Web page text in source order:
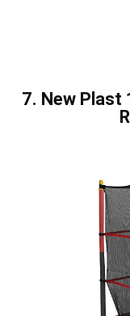
7. New Plast